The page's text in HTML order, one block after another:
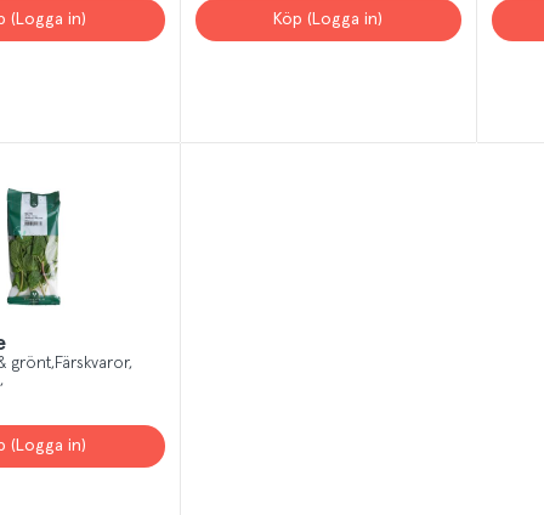
(Logga in)
Köp (Logga in)
grönt Färskvaror
(Logga in)